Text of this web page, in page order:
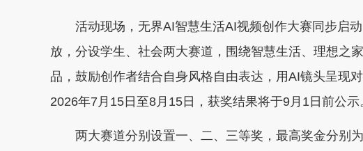
活动现场，无界AI智慧生活AI视频创作大赛同步启动
放，分设学生、社会两大赛道，围绕智慧生活、理想之
品，鼓励创作者结合自身风格自由表达，用AI镜头呈现
2026年7月15日至8月15日，获奖结果将于9月1日前公示
两大赛道分别设置一、二、三等奖，最高奖金分别